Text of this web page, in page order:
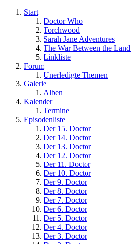
Start
Doctor Who
Torchwood
Sarah Jane Adventures
The War Between the Land
Linkliste
Forum
Unerledigte Themen
Galerie
Alben
Kalender
Termine
Episodenliste
Der 15. Doctor
Der 14. Doctor
Der 13. Doctor
Der 12. Doctor
Der 11. Doctor
Der 10. Doctor
Der 9. Doctor
Der 8. Doctor
Der 7. Doctor
Der 6. Doctor
Der 5. Doctor
Der 4. Doctor
Der 3. Doctor